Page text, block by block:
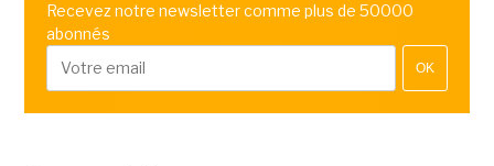
Recevez notre newsletter comme plus de 50000
abonnés
OK